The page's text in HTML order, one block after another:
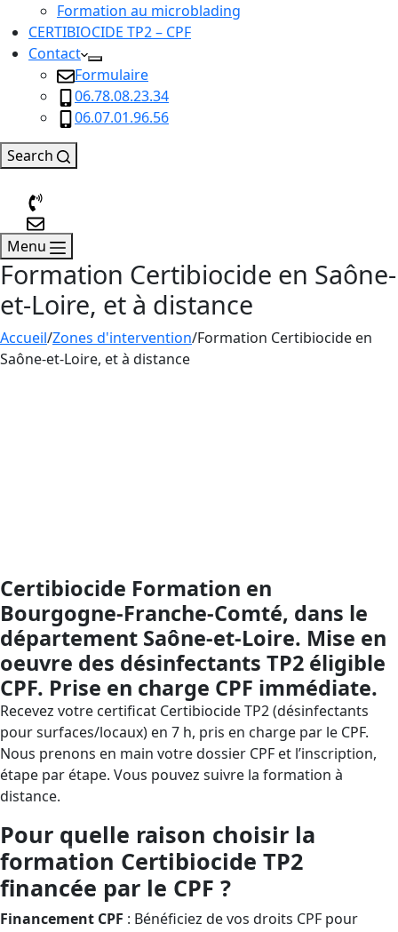
Formation au microblading
CERTIBIOCIDE TP2 – CPF
Contact
Formulaire
06.78.08.23.34
06.07.01.96.56
Search
Menu
Formation Certibiocide en Saône-
et-Loire, et à distance
Accueil/Zones d'intervention/Formation Certibiocide en
Saône-et-Loire, et à distance
Certibiocide Formation en
Bourgogne-Franche-Comté, dans le
département Saône-et-Loire. Mise en
oeuvre des désinfectants TP2 éligible
CPF. Prise en charge CPF immédiate.
Recevez votre certificat Certibiocide TP2 (désinfectants
pour surfaces/locaux) en 7 h, pris en charge par le CPF.
Nous prenons en main votre dossier CPF et l’inscription,
étape par étape. Vous pouvez suivre la formation à
distance.
Pour quelle raison choisir la
formation Certibiocide TP2
financée par le CPF ?
Financement CPF : Bénéficiez de vos droits CPF pour